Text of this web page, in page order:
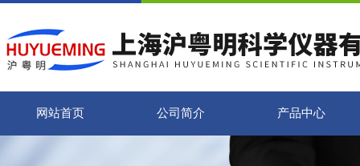
网站首页 公司简介 产品中心